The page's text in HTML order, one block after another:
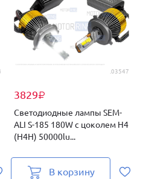
.03547
3829₽
Светодиодные лампы SEM-
ALI S-185 180W с цоколем H4
(H4H) 50000lu...
В корзину